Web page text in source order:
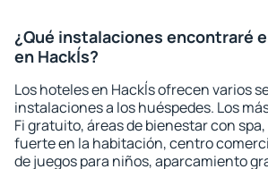
¿Qué instalaciones encontraré
en Hackĺs?
Los hoteles en Hackĺs ofrecen varios
instalaciones a los huéspedes. Los
Fi gratuito, áreas de bienestar con
fuerte en la habitación, centro
de juegos para niños, aparcamiento